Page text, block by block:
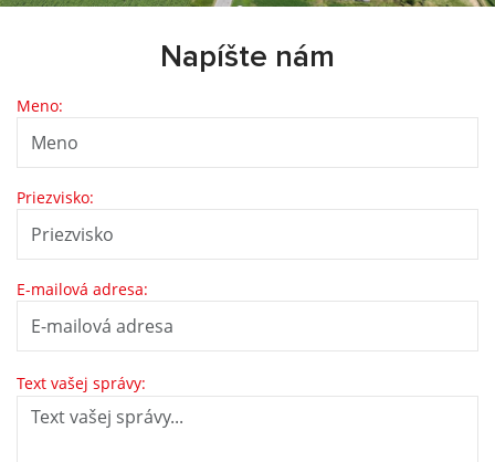
Napíšte nám
Meno:
Priezvisko:
E-mailová adresa:
Text vašej správy: